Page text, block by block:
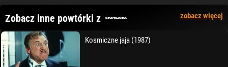
Zobacz inne powtórki z zobacz więcej
Kosmiczne jaja (1987)